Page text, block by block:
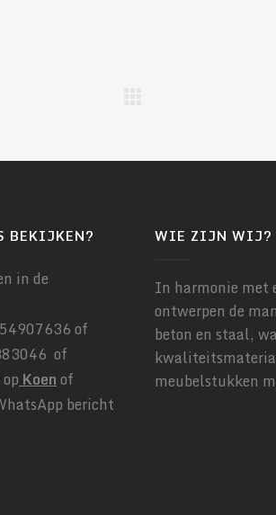
BEKIJKEN?
in de
of
of
Koenof
bericht
WIE ZIJN WIJ?
In harmonie met
ontwerpen de
beton en staal,
meubelstukken